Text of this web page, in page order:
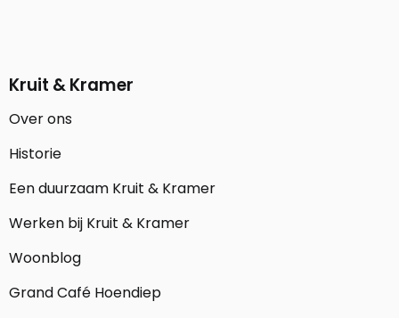
Kruit & Kramer
Over ons
Historie
Een duurzaam Kruit & Kramer
Werken bij Kruit & Kramer
Woonblog
Grand Café Hoendiep